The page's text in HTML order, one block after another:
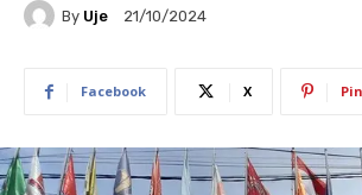
By Uje 21/10/2024
Facebook X